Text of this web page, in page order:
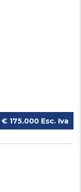
€ 175.000 Esc. Iva